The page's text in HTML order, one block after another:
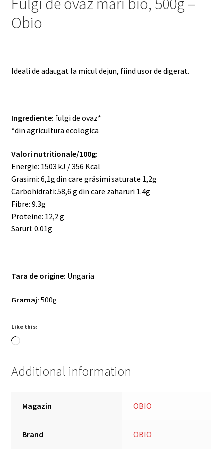
Fulgi de ovaz mari bio, 500g –
Obio
Ideali de adaugat la micul dejun, fiind usor de digerat.
Ingrediente: fulgi de ovaz*
*din agricultura ecologica
Valori nutritionale/100g:
Energie: 1503 kJ / 356 Kcal
Grasimi: 6,1g din care grăsimi saturate 1,2g
Carbohidrati: 58,6 g din care zaharuri 1.4g
Fibre: 9.3g
Proteine: ​​12,2 g
Saruri: 0.01g
Tara de origine: Ungaria
Gramaj: 500g
Like this:
Loading…
Additional information
Magazin OBIO
Brand OBIO